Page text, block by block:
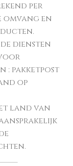
per
en
diensten
: pakketpost
op
land van